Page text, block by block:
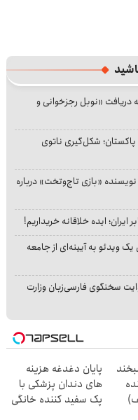
دریافت «نوبل رجزخوانی و
پاکستان؛ شکل‌گیری ناتوی
«بازی تاج‌وتخت» درباره
ایده خلاقانه خریداریم!
ویدئو به آیینه‌ای از جامعه
سخنگوی فارسی‌زبان وزارت
پایان دغدغه هزینه
های دندان پزشکی با
پک سفید کننده خانگی